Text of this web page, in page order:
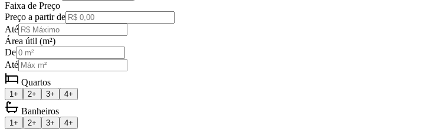
Faixa de Preço
Preço a partir de
Até
Área útil (m²)
De
Até
Quartos
1+ 2+ 3+ 4+
Banheiros
1+ 2+ 3+ 4+